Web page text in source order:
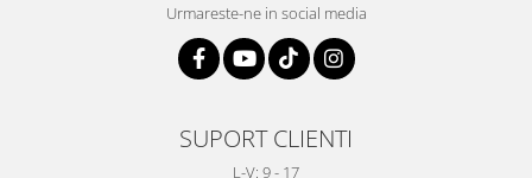
Urmareste-ne in social media
SUPORT CLIENTI
L-V: 9 - 17